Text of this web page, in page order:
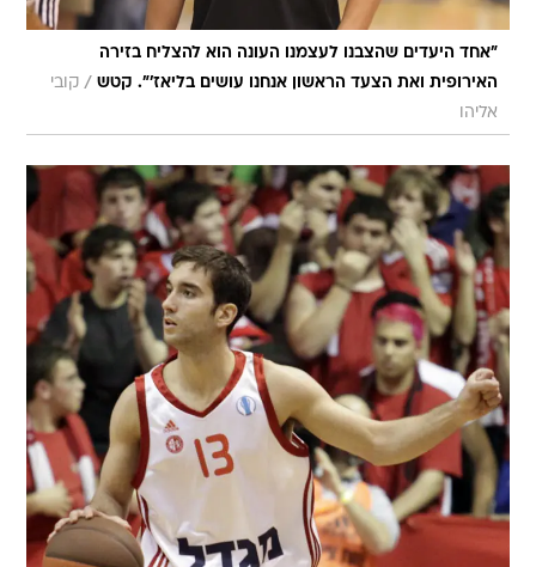
"אחד היעדים שהצבנו לעצמנו העונה הוא להצליח בזירה
האירופית ואת הצעד הראשון אנחנו עושים בליאז'". קטש / קובי
אליהו